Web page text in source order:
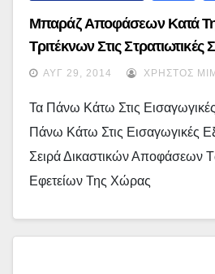
Μπαράζ Αποφάσεων Κατά
Τριτέκνων Στις Στρατιωτικές
ΑΥΓ 29, 2014 ΧΡΉΣΤΟΣ
Τα Πάνω Κάτω Στις
Πάνω Κάτω Στις Εισαγωγικές
Σειρά Δικαστικών Αποφάσεων
Εφετείων Της Χώρας